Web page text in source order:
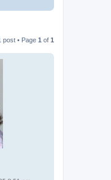
post • Page 1 of 1